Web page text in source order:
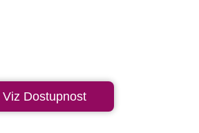
Viz Dostupnost